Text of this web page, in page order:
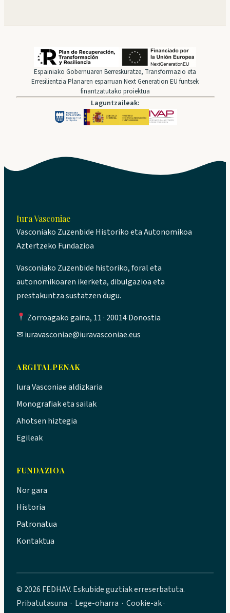
Espainiako Gobernuaren Berreskuratze, Transformazio eta
Erresilientzia Planaren esparruan Next Generation EU funtsek
finantzatutako proiektua
Laguntzaileak:
Iura Vasconiae
Vasconiako Zuzenbide Historiko eta Autonomikoa
Aztertzeko Fundazioa
Vasconiako Zuzenbide historiko, foral eta
autonomikoaren ikerketa, dibulgazioa eta
prestakuntza sustatzen dugu.
Zorroagako gaina, 11 · 20014 Donostia
✉iuravasconiae@iuravasconiae.eus
ARGITALPENAK
Iura Vasconiae aldizkaria
Monografiak eta sailak
Ahotsen hiztegia
Egileak
FUNDAZIOA
Nor gara
Historia
Patronatua
Kontaktua
© 2026 FEDHAV. Eskubide guztiak erreserbatuta.
Pribatutasuna · Lege-oharra · Cookie-ak·